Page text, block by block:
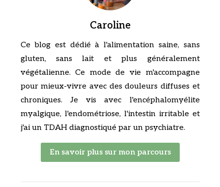
Caroline
Ce blog est dédié à l'alimentation saine, sans
gluten, sans lait et plus généralement
végétalienne. Ce mode de vie m'accompagne
pour mieux-vivre avec des douleurs diffuses et
chroniques. Je vis avec l'encéphalomyélite
myalgique, l'endométriose, l'intestin irritable et
j'ai un TDAH diagnostiqué par un psychiatre.
En savoir plus sur mon parcours